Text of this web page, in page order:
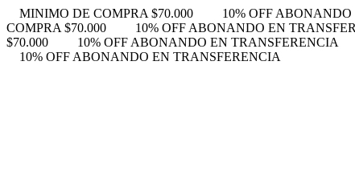
MINIMO DE COMPRA $70.000 10% OFF
COMPRA $70.000
10% OFF ABONANDO EN
$70.000
10% OFF ABONANDO EN TRANSFERENCIA
10% OFF ABONANDO EN TRANSFERENCIA